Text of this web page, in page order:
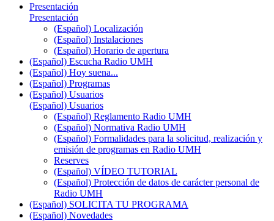
Presentación
Presentación
(Español) Localización
(Español) Instalaciones
(Español) Horario de apertura
(Español) Escucha Radio UMH
(Español) Hoy suena...
(Español) Programas
(Español) Usuarios
(Español) Usuarios
(Español) Reglamento Radio UMH
(Español) Normativa Radio UMH
(Español) Formalidades para la solicitud, realización y
emisión de programas en Radio UMH
Reserves
(Español) VÍDEO TUTORIAL
(Español) Protección de datos de carácter personal de
Radio UMH
(Español) SOLICITA TU PROGRAMA
(Español) Novedades